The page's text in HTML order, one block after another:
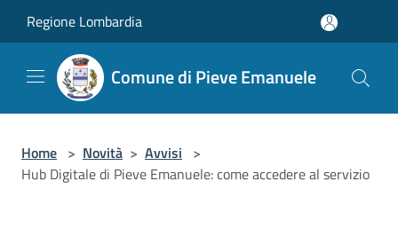
Regione Lombardia
Comune di Pieve Emanuele
Home > Novità > Avvisi >
Hub Digitale di Pieve Emanuele: come accedere al servizio